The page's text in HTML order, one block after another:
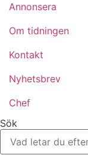
Annonsera
Om tidningen
Kontakt
Nyhetsbrev
Chef
Sök